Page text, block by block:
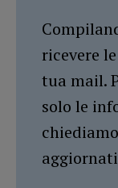
ricevere
tua mail.
solo le